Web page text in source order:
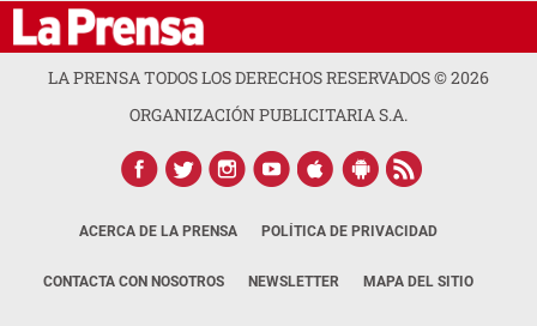
LA PRENSA TODOS LOS DERECHOS RESERVADOS ©2026
ORGANIZACIÓN PUBLICITARIA S.A.
ACERCA DE LA PRENSA POLÍTICA DE PRIVACIDAD
CONTACTA CON NOSOTROS NEWSLETTER MAPA DEL SITIO